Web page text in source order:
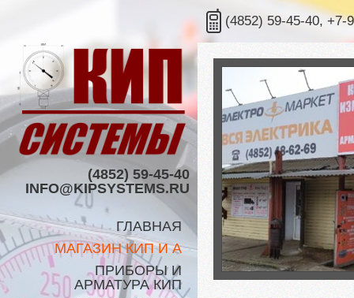
(4852) 59-45-40, +7-
(4852) 59-45-40
INFO@KIPSYSTEMS.RU
ГЛАВНАЯ
МАГАЗИН КИП И А
ПРИБОРЫ И
АРМАТУРА КИП